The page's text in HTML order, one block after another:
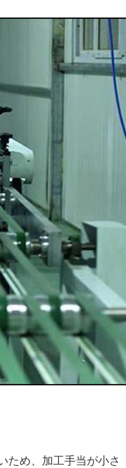
ため、加工手当が小さ